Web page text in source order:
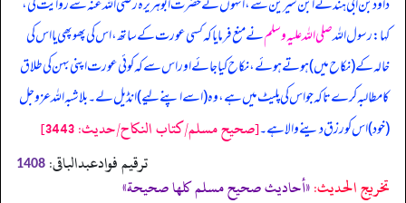
کہا: رسول اللہصلی اللہ علیہ وسلمنے منع فرمایا کہ کسی عورت کے ساتھ، اس کی پھوپھی یا اس کی
خالہ کے (نکاح میں) ہوتے ہوئے، نکاح کیا جائے اور اس سے کہ کوئی عورت اپنی بہن کی طلاق
کا مطالبہ کرے تاکہ جو اس کی پلیٹ میں ہے، وہ (اسے اپنے لیے) انڈیل لے۔ بلاشبہ اللہ عزوجل
(خود) اس کو رزق دینے والا ہے۔[صحيح مسلم/كتاب النكاح/حدیث: 3443]
ترقیم فوادعبدالباقی: 1408
تخریج الحدیث:«أحاديث صحيح مسلم كلها صحيحة»